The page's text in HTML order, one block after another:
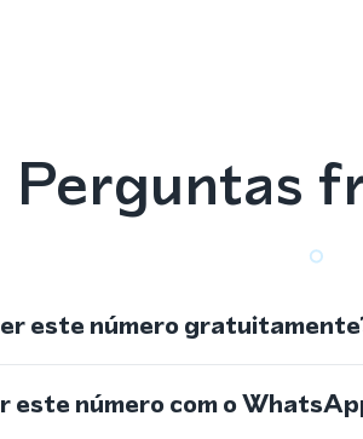
Perguntas
este número
este número com o